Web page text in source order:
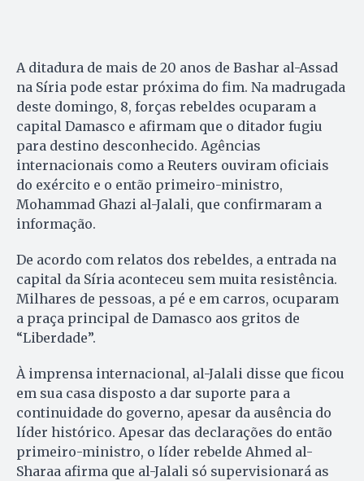
A ditadura de mais de 20 anos de Bashar al-Assad
na Síria pode estar próxima do fim. Na madrugada
deste domingo, 8, forças rebeldes ocuparam a
capital Damasco e afirmam que o ditador fugiu
para destino desconhecido. Agências
internacionais como a Reuters ouviram oficiais
do exército e o então primeiro-ministro,
Mohammad Ghazi al-Jalali, que confirmaram a
informação.
De acordo com relatos dos rebeldes, a entrada na
capital da Síria aconteceu sem muita resistência.
Milhares de pessoas, a pé e em carros, ocuparam
a praça principal de Damasco aos gritos de
“Liberdade”.
À imprensa internacional, al-Jalali disse que ficou
em sua casa disposto a dar suporte para a
continuidade do governo, apesar da ausência do
líder histórico. Apesar das declarações do então
primeiro-ministro, o líder rebelde Ahmed al-
Sharaa afirma que al-Jalali só supervisionará as